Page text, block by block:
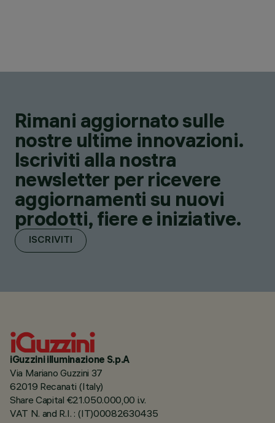
Rimani aggiornato sulle
nostre ultime innovazioni.
Iscriviti alla nostra
newsletter per ricevere
aggiornamenti su nuovi
prodotti, fiere e iniziative.
ISCRIVITI
iGuzzini illuminazione S.p.A
Via Mariano Guzzini 37
62019 Recanati (Italy)
Share Capital €21.050.000,00 i.v.
VAT N. and R.I. : (IT)00082630435